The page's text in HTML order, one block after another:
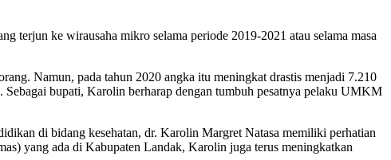
terjun ke wirausaha mikro selama periode 2019-2021 atau selama masa
Namun, pada tahun 2020 angka itu meningkat drastis menjadi 7.210
bupati, Karolin berharap dengan tumbuh pesatnya pelaku UMKM
di bidang kesehatan, dr. Karolin Margret Natasa memiliki perhatian
yang ada di Kabupaten Landak, Karolin juga terus meningkatkan